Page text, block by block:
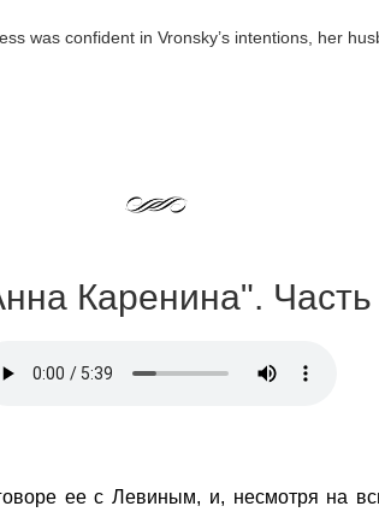
was confident in Vronsky’s intentions, her
Каренина". Часть
ее с Левиным, и, несмотря на